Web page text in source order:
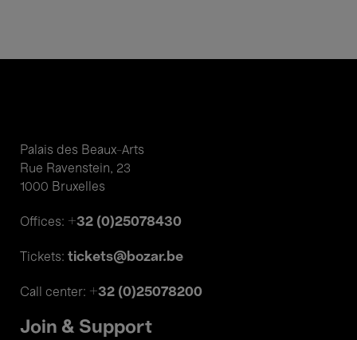
Palais des Beaux-Arts
Rue Ravenstein, 23
1000 Bruxelles
Offices: +32 (0)25078430
Tickets: tickets@bozar.be
Call center: +32 (0)25078200
Join & Support